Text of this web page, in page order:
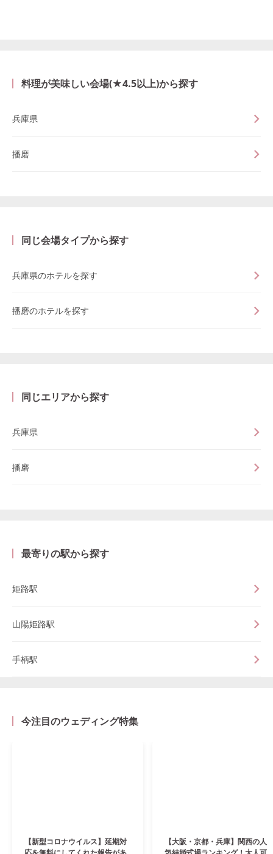
料理が美味しい会場(★4.5以上)から探す
兵庫県
播磨
同じ会場タイプから探す
兵庫県のホテルを探す
播磨のホテルを探す
同じエリアから探す
兵庫県
播磨
最寄りの駅から探す
姫路駅
山陽姫路駅
手柄駅
今注目のウェディング特集
【新型コロナウイルス】延期対
【大阪・京都・兵庫】関西の人